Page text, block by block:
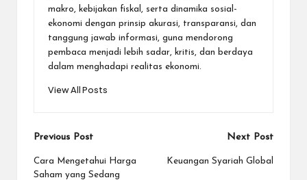
makro, kebijakan fiskal, serta dinamika sosial-
ekonomi dengan prinsip akurasi, transparansi, dan
tanggung jawab informasi, guna mendorong
pembaca menjadi lebih sadar, kritis, dan berdaya
dalam menghadapi realitas ekonomi.
View All Posts
Post
navigation
Previous Post
Cara Mengetahui Harga
Saham yang Sedang
Next Post
Keuangan Syariah Global